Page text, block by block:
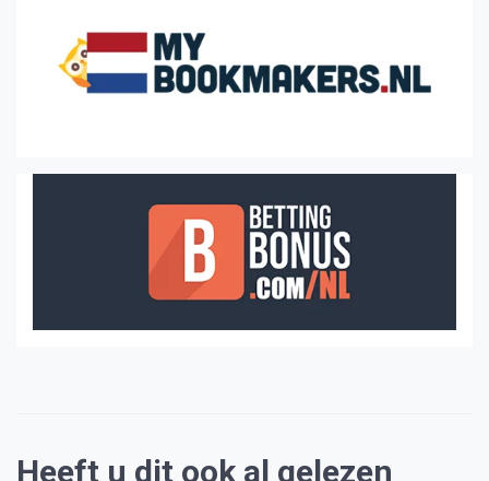
Heeft u dit ook al gelezen